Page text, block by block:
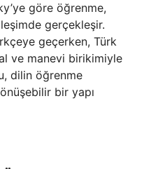
göre öğrenme,
gerçekleşir.
geçerken, Türk
ve manevi birikimiyle
dilin öğrenme
bir yapı